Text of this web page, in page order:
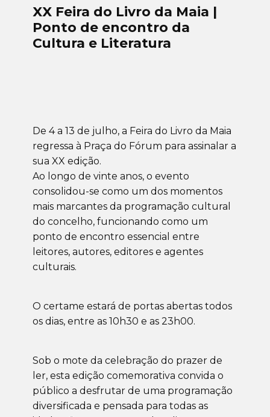
XX Feira do Livro da Maia |
Ponto de encontro da
Cultura e Literatura
De 4 a 13 de julho, a Feira do Livro da Maia
regressa à Praça do Fórum para assinalar a
sua XX edição.
Ao longo de vinte anos, o evento
consolidou-se como um dos momentos
mais marcantes da programação cultural
do concelho, funcionando como um
ponto de encontro essencial entre
leitores, autores, editores e agentes
culturais.
O certame estará de portas abertas todos
os dias, entre as 10h30 e as 23h00.
Sob o mote da celebração do prazer de
ler, esta edição comemorativa convida o
público a desfrutar de uma programação
diversificada e pensada para todas as